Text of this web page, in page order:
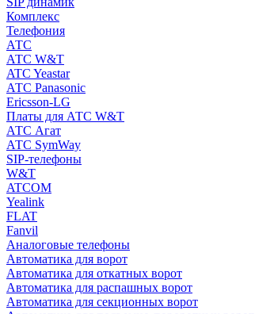
Комплекс
Телефония
АТС
АТС W&T
ATC Yeastar
АТС Panasonic
Ericsson-LG
Платы для АТС W&T
АТС Агат
АТС SymWay
SIP-телефоны
W&T
ATCOM
Yealink
FLAT
Fanvil
Аналоговые телефоны
Автоматика для ворот
Автоматика для откатных ворот
Автоматика для распашных ворот
Автоматика для секционных ворот